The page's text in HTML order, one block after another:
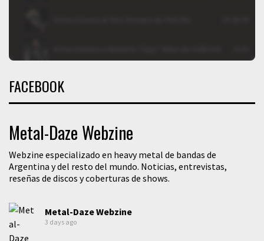
FACEBOOK
Metal-Daze Webzine
Webzine especializado en heavy metal de bandas de
Argentina y del resto del mundo. Noticias, entrevistas,
reseñas de discos y coberturas de shows.
Metal-Daze Webzine
3 days ago